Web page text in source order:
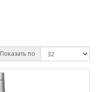
Показать по